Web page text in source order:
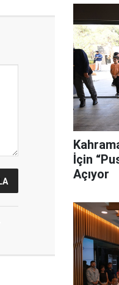
İçin
Açıyor